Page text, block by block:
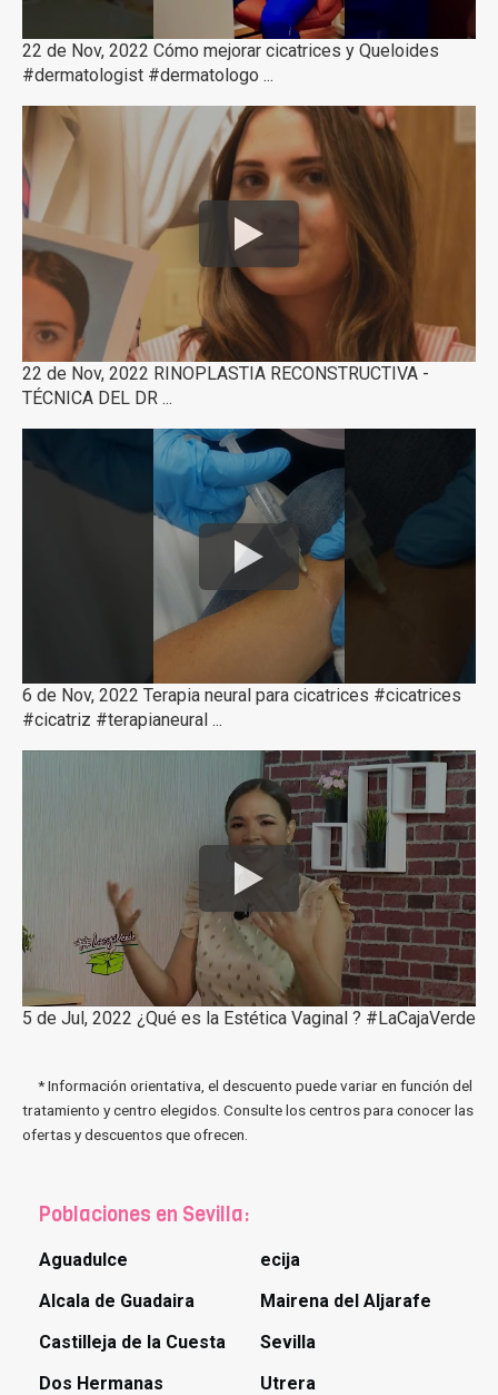
22 de Nov, 2022 Cómo mejorar cicatrices y Queloides
#dermatologist #dermatologo ...
22 de Nov, 2022 RINOPLASTIA RECONSTRUCTIVA -
TÉCNICA DEL DR ...
6 de Nov, 2022 Terapia neural para cicatrices #cicatrices
#cicatriz #terapianeural ...
5 de Jul, 2022 ¿Qué es la Estética Vaginal ? #LaCajaVerde
* Información orientativa, el descuento puede variar en función del
tratamiento y centro elegidos. Consulte los centros para conocer las
ofertas y descuentos que ofrecen.
Poblaciones en Sevilla:
Aguadulce
Alcala de Guadaira
Castilleja de la Cuesta
Dos Hermanas
ecija
Mairena del Aljarafe
Sevilla
Utrera